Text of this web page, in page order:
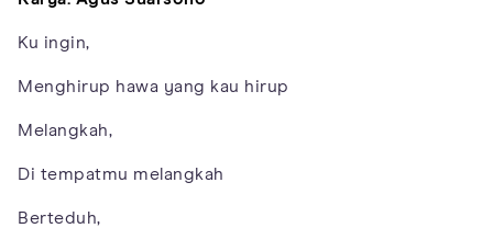
Ku ingin,
Menghirup hawa yang kau hirup
Melangkah,
Di tempatmu melangkah
Berteduh,